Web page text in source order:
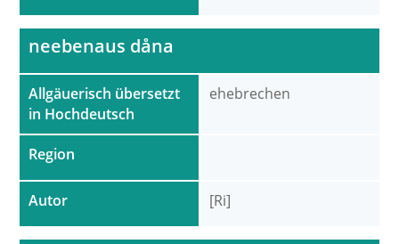
Allgäuerisch übersetzt
in Hochdeutsch
Region
Autor
neebenaus dåna
ehebrechen
[Ri]